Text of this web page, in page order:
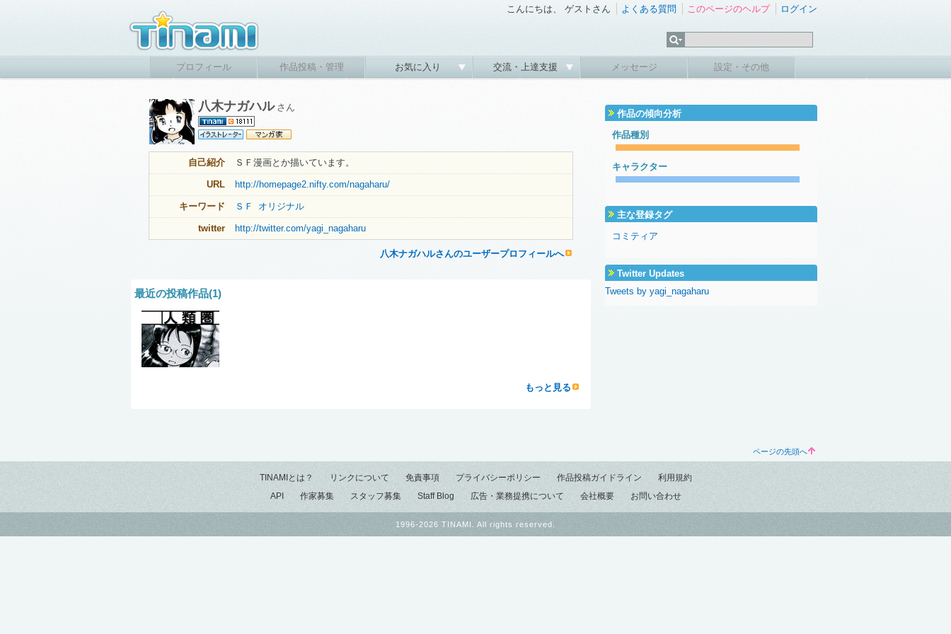
こんにちは、 ゲストさん よくある質問 このページのヘルプ ログイン
プロフィール 作品投稿・管理 お気に入り 交流・上達支援 メッセージ 設定・その他
八木ナガハル さん
自己紹介 ＳＦ漫画とか描いています。
URL http://homepage2.nifty.com/nagaharu/
キーワード ＳＦ オリジナル
twitter http://twitter.com/yagi_nagaharu
八木ナガハルさんのユーザープロフィールへ
最近の投稿作品(1)
もっと見る
作品の傾向分析
作品種別
キャラクター
主な登録タグ
コミティア
Twitter Updates
Tweets by yagi_nagaharu
ページの先頭へ
TINAMIとは？ リンクについて 免責事項 プライバシーポリシー 作品投稿ガイドライン
利用規約
API
作家募集 スタッフ募集 Staff Blog 広告・業務提携について 会社概要 お問い合わせ
1996-2026 TINAMI. All rights reserved.